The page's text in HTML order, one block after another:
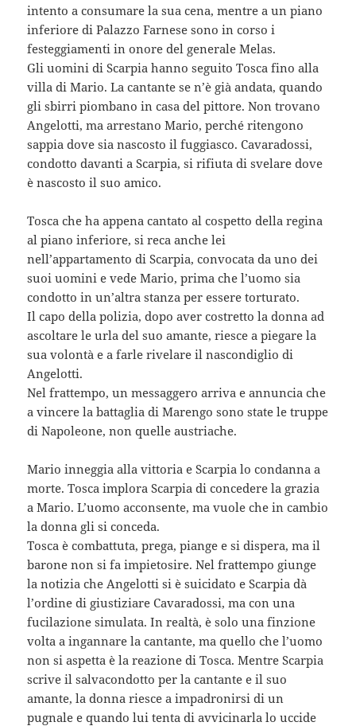
intento a consumare la sua cena, mentre a un piano
inferiore di Palazzo Farnese sono in corso i
festeggiamenti in onore del generale Melas.
Gli uomini di Scarpia hanno seguito Tosca fino alla
villa di Mario. La cantante se n’è già andata, quando
gli sbirri piombano in casa del pittore. Non trovano
Angelotti, ma arrestano Mario, perché ritengono
sappia dove sia nascosto il fuggiasco. Cavaradossi,
condotto davanti a Scarpia, si rifiuta di svelare dove
è nascosto il suo amico.
Tosca che ha appena cantato al cospetto della regina
al piano inferiore, si reca anche lei
nell’appartamento di Scarpia, convocata da uno dei
suoi uomini e vede Mario, prima che l’uomo sia
condotto in un’altra stanza per essere torturato.
Il capo della polizia, dopo aver costretto la donna ad
ascoltare le urla del suo amante, riesce a piegare la
sua volontà e a farle rivelare il nascondiglio di
Angelotti.
Nel frattempo, un messaggero arriva e annuncia che
a vincere la battaglia di Marengo sono state le truppe
di Napoleone, non quelle austriache.
Mario inneggia alla vittoria e Scarpia lo condanna a
morte. Tosca implora Scarpia di concedere la grazia
a Mario. L’uomo acconsente, ma vuole che in cambio
la donna gli si conceda.
Tosca è combattuta, prega, piange e si dispera, ma il
barone non si fa impietosire. Nel frattempo giunge
la notizia che Angelotti si è suicidato e Scarpia dà
l’ordine di giustiziare Cavaradossi, ma con una
fucilazione simulata. In realtà, è solo una finzione
volta a ingannare la cantante, ma quello che l’uomo
non si aspetta è la reazione di Tosca. Mentre Scarpia
scrive il salvacondotto per la cantante e il suo
amante, la donna riesce a impadronirsi di un
pugnale e quando lui tenta di avvicinarla lo uccide